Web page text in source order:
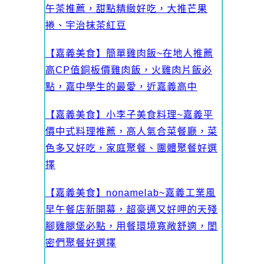
午茶推薦，甜點精緻好吃，大推芒果
捲、宇治抹茶紅豆
【嘉義美食】簡單雞肉飯~在地人推薦
高CP值銅板價雞肉飯，火雞肉片飯必
點，嘉中學生的最愛，近嘉義高中
【嘉義美食】小李子美食料理~嘉義平
價中式料理推薦，高人氣合菜餐廳，菜
色多又好吃，家庭聚餐、團體聚餐好選
擇
【嘉義美食】nonamelab~嘉義工業風
早午餐店新開幕，超豪邁又好呷的天殘
腳雞腿堡必點，用餐環境寬敞舒適，閨
密們聚餐好選擇